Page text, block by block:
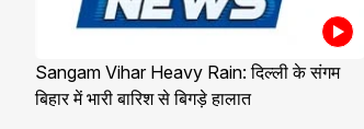
Sangam Vihar Heavy Rain: दिल्ली के संगम
बिहार में भारी बारिश से बिगड़े हालात